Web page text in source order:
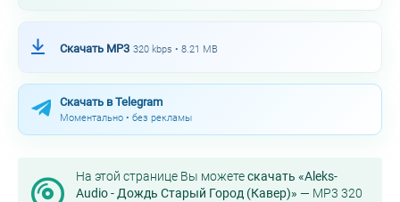
Скачать MP3 320 kbps • 8.21 MB
Скачать в Telegram
Моментально • без рекламы
На этой странице Вы можетескачать «Aleks-
Audio - Дождь Старый Город (Кавер)» — MP3 320